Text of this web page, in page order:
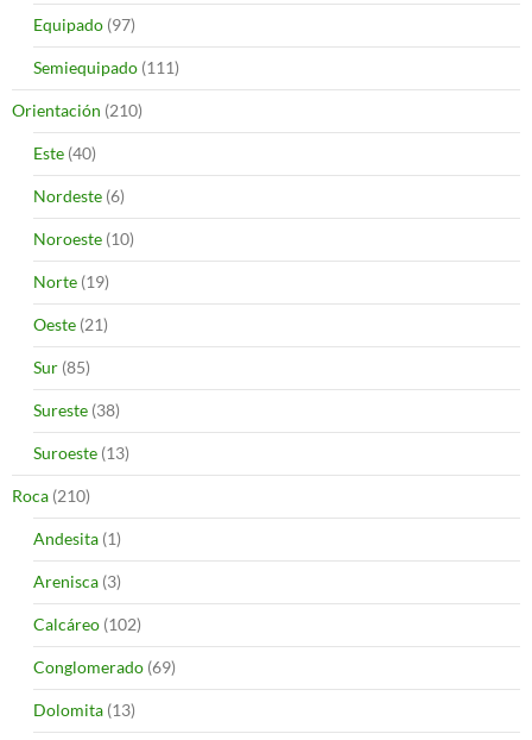
Equipado (97)
Semiequipado (111)
Orientación (210)
Este (40)
Nordeste (6)
Noroeste (10)
Norte (19)
Oeste (21)
Sur (85)
Sureste (38)
Suroeste (13)
Roca (210)
Andesita (1)
Arenisca (3)
Calcáreo (102)
Conglomerado (69)
Dolomita (13)